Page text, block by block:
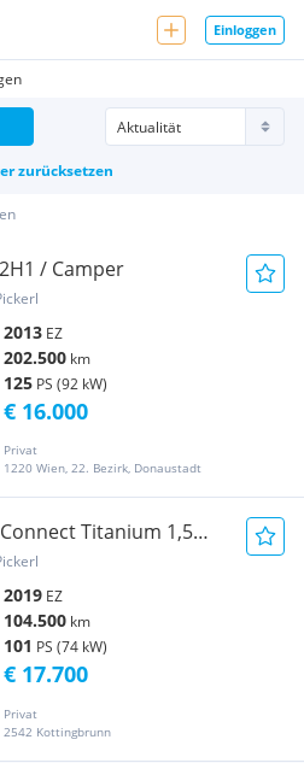
Einloggen
zurücksetzen
/ Camper
2013 EZ
202.500 km
125 PS (92 kW)
Privat
1220 Wien, 22. Bezirk, Donaustadt
€ 16.000
Titanium 1,5
2019 EZ
104.500 km
101 PS (74 kW)
Privat
2542 Kottingbrunn
€ 17.700